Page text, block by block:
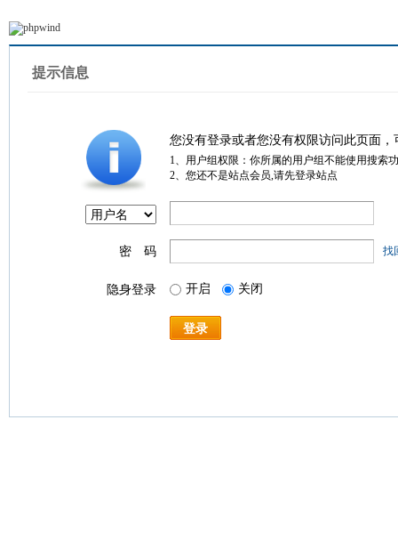
提示信息
您没有登录或者您没有权限访问此页面
1、用户组权限：你所属的用户组不能使用搜索
2、您还不是站点会员,请先登录站点
密 码 找
隐身登录 开启 关闭
登录